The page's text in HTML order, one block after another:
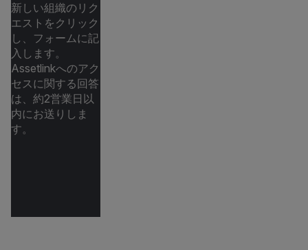
新しい組織のリク
エストをクリック
し、フォームに記
入します。
Assetlinkへのアク
セスに関する回答
は、約2営業日以
内にお送りしま
す。